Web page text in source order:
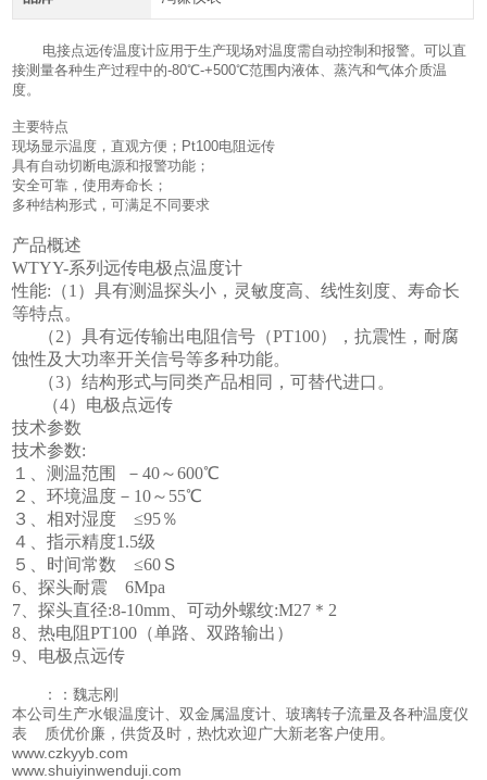
电接点远传温度计应用于生产现场对温度需自动控制和报警。可以直
接测量各种生产过程中的-80℃-+500℃范围内液体、蒸汽和气体介质温
度。
主要特点
现场显示温度，直观方便；Pt100电阻远传
具有自动切断电源和报警功能；
安全可靠，使用寿命长；
多种结构形式，可满足不同要求
产品概述
WTYY-系列远传电极点温度计
性能:（1）具有测温探头小，灵敏度高、线性刻度、寿命长
等特点。
（2）具有远传输出电阻信号（PT100），抗震性，耐腐
蚀性及大功率开关信号等多种功能。
（3）结构形式与同类产品相同，可替代进口。
（4）电极点远传
技术参数
技术参数:
１、测温范围 －40～600℃
２、环境温度－10～55℃
３、相对湿度 ≤95％
４、指示精度1.5级
５、时间常数 ≤60Ｓ
6、探头耐震 6Mpa
7、探头直径:8-10mm、可动外螺纹:M27＊2
8、热电阻PT100（单路、双路输出）
9、电极点远传
：：魏志刚
本公司生产水银温度计、双金属温度计、玻璃转子流量及各种温度仪
表 质优价廉，供货及时，热忱欢迎广大新老客户使用。
www.czkyyb.com
www.shuiyinwenduji.com